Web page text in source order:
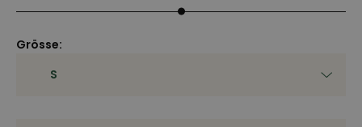
Grösse: